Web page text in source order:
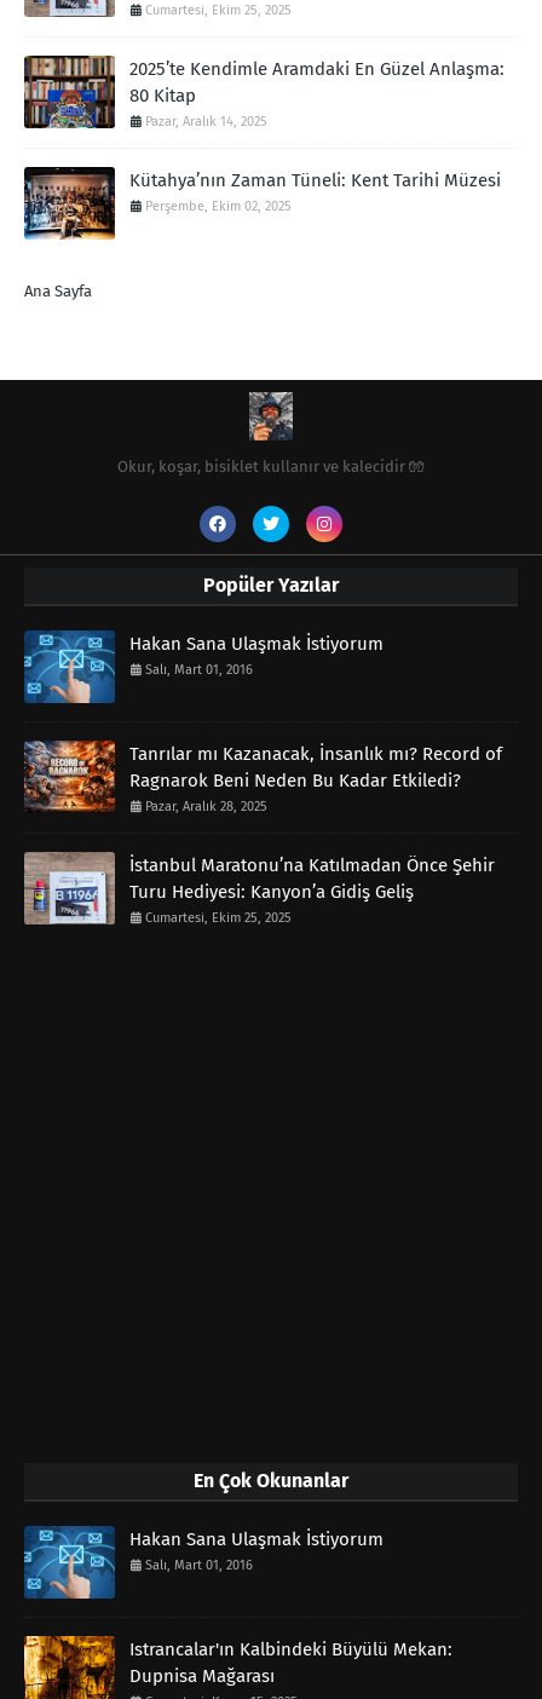
Cumartesi, Ekim 25, 2025
2025’te Kendimle Aramdaki En Güzel Anlaşma:
80 Kitap
Pazar, Aralık 14, 2025
Kütahya’nın Zaman Tüneli: Kent Tarihi Müzesi
Perşembe, Ekim 02, 2025
Ana Sayfa
Okur, koşar, bisiklet kullanır ve kalecidir 🧤
Popüler Yazılar
Hakan Sana Ulaşmak İstiyorum
Salı, Mart 01, 2016
Tanrılar mı Kazanacak, İnsanlık mı? Record of
Ragnarok Beni Neden Bu Kadar Etkiledi?
Pazar, Aralık 28, 2025
İstanbul Maratonu’na Katılmadan Önce Şehir
Turu Hediyesi: Kanyon’a Gidiş Geliş
Cumartesi, Ekim 25, 2025
En Çok Okunanlar
Hakan Sana Ulaşmak İstiyorum
Salı, Mart 01, 2016
Istrancalar'ın Kalbindeki Büyülü Mekan:
Dupnisa Mağarası